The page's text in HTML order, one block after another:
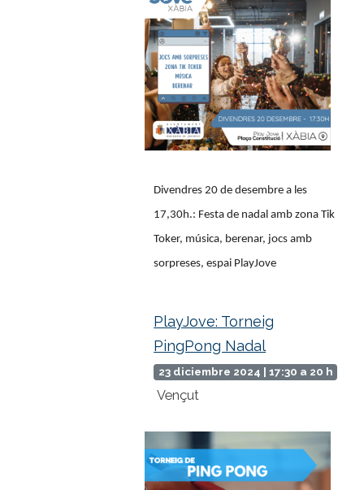
Divendres 20 de desembre a les
17,30h.: Festa de nadal amb zona Tik
Toker, música, berenar, jocs amb
sorpreses, espai PlayJove
PlayJove: Torneig
PingPong Nadal
23 diciembre 2024 | 17:30 a 20 h
Vençut